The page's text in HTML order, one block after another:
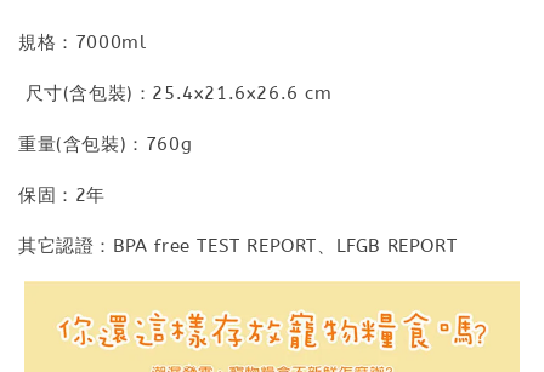
規格：7000ml
尺寸(含包裝)：25.4x21.6x26.6 cm
重量(含包裝)：760g
保固：2年
其它認證：BPA free TEST REPORT、LFGB REPORT